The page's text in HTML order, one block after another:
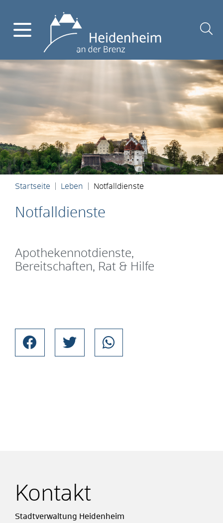
Startseite Leben Notfalldienste
Notfalldienste
Apothekennotdienste,
Bereitschaften, Rat & Hilfe
Kontakt
Stadtverwaltung Heidenheim